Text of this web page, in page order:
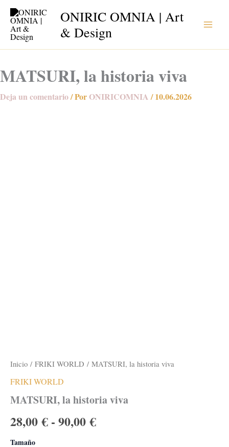
contenido
ONIRIC OMNIA | Art
& Design
MATSURI, la historia viva
Deja un comentario/ PorONIRICOMNIA/10.06.2026
Inicio / FRIKI WORLD / MATSURI, la historia viva
FRIKI WORLD
MATSURI, la historia viva
28,00€ - 90,00€Rango
Tamaño